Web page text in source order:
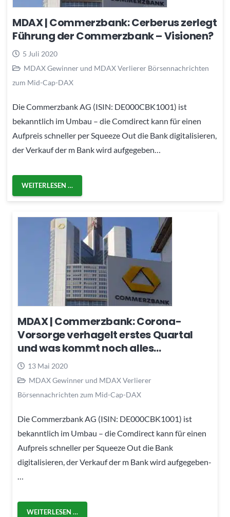
MDAX | Commerzbank: Cerberus zerlegt
Führung der Commerzbank – Visionen?
5 Juli 2020
MDAX Gewinner und MDAX Verlierer Börsennachrichten
zum Mid-Cap-DAX
Die Commerzbank AG (ISIN: DE000CBK1001) ist
bekanntlich im Umbau – die Comdirect kann für einen
Aufpreis schneller per Squeeze Out die Bank digitalisieren,
der Verkauf der m Bank wird aufgegeben…
WEITERLESEN …
MDAX | Commerzbank: Corona-
Vorsorge verhagelt erstes Quartal
und was kommt noch alles…
13 Mai 2020
MDAX Gewinner und MDAX Verlierer
Börsennachrichten zum Mid-Cap-DAX
Die Commerzbank AG (ISIN: DE000CBK1001) ist
bekanntlich im Umbau – die Comdirect kann für einen
Aufpreis schneller per Squeeze Out die Bank
digitalisieren, der Verkauf der m Bank wird aufgegeben-
…
WEITERLESEN …